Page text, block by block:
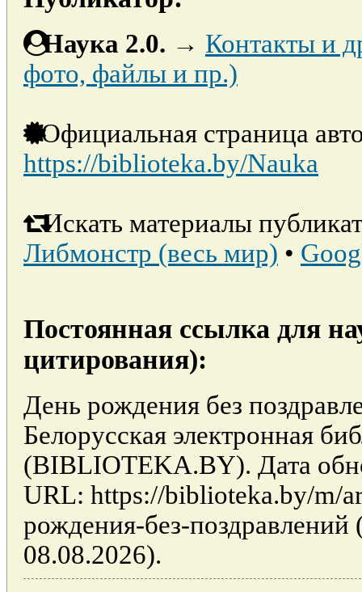
Наука 2.0. → Контакты и
фото, файлы и пр.)
Официальная страница
https://biblioteka.by/Nauka
Искать материалы
Либмонстр (весь мир) •
Постоянная ссылка для
цитирования):
День рождения без
Белорусская электронная
(BIBLIOTEKA.BY). Дата
URL: https://biblioteka.by/m/
рождения-без-поздравлений
08.08.2026).